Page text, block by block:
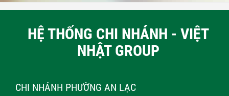
HỆ THỐNG CHI NHÁNH - VIỆT
NHẬT GROUP
CHI NHÁNH PHƯỜNG AN LẠC